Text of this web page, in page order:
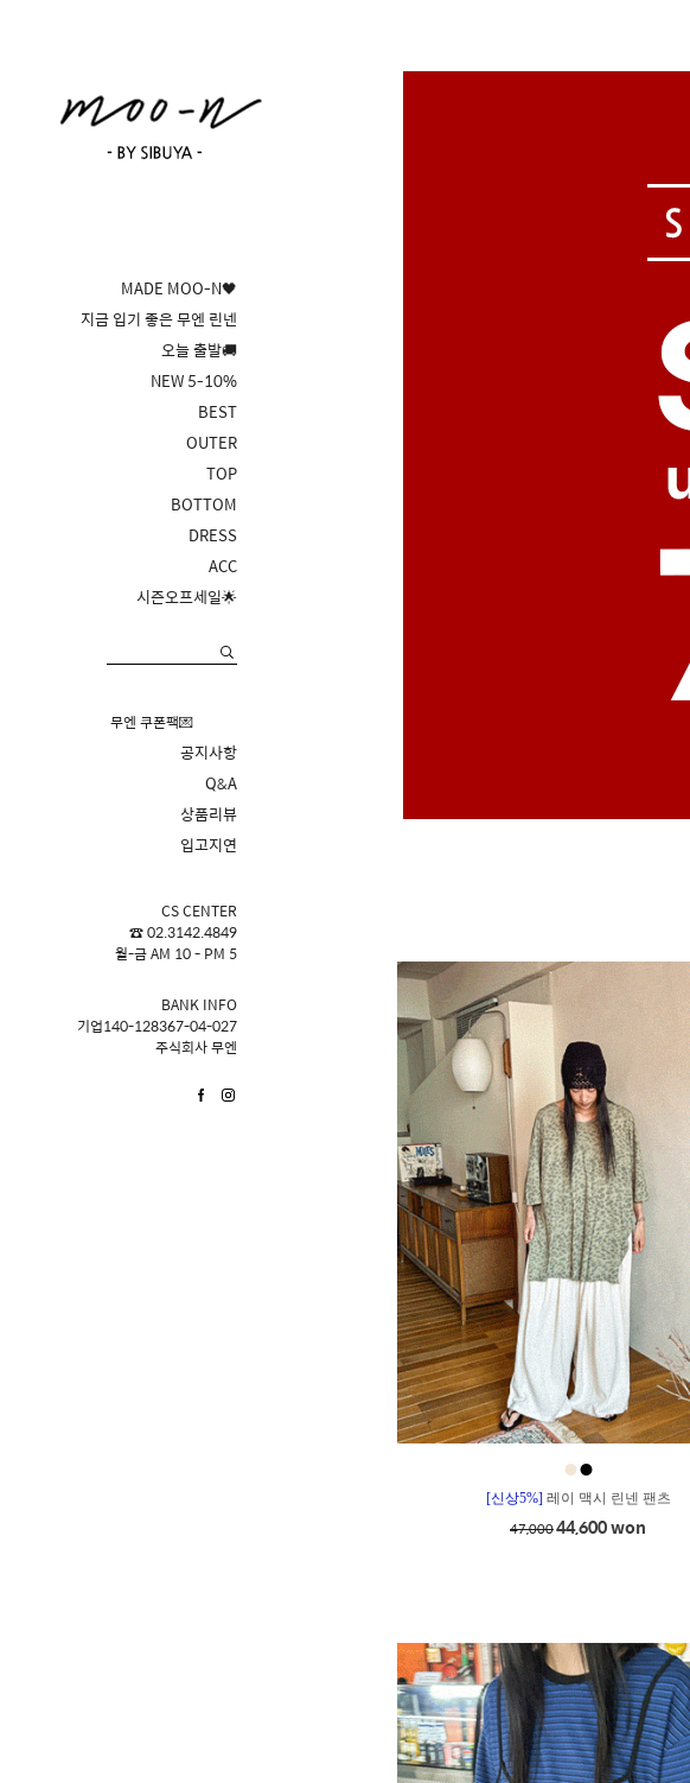
MADE MOO-N🖤
지금 입기 좋은 무엔 린넨
오늘 출발🚚
NEW 5-10%
BEST
OUTER
TOP
BOTTOM
DRESS
ACC
시즌오프세일🌟
무엔 쿠폰팩💌
공지사항
Q&A
상품리뷰
입고지연
CS CENTER
☎ 02.3142.4849
월-금 AM 10 - PM 5
BANK INFO
기업140-128367-04-027
주식회사 무엔
●●
[신상5%] 레이 맥시 린넨 팬츠
47,00044,600 won